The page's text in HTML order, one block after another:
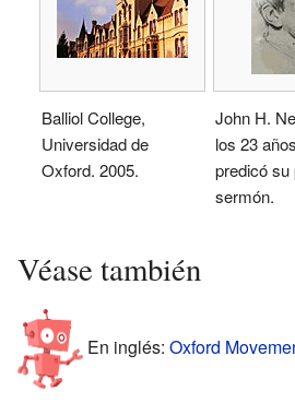
Balliol College,
Universidad de
Oxford. 2005.
John H.
los 23
predicó su
sermón.
Véase también
En inglés: Oxford